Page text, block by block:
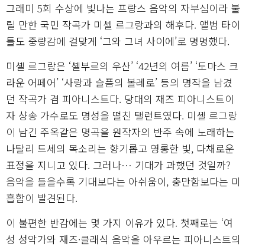
그래미 5회 수상에 빛나는 프랑스 음악의 자부심이라 불
릴 만한 국민 작곡가 미셸 르그랑과의 해후다. 앨범 타이
틀도 중량감에 걸맞게 ‘그와 그녀 사이에’로 명명했다.
미셸 르그랑은 ‘셸부르의 우산’ ‘42년의 여름’ ‘토마스 크
라운 어페어’ ‘사랑과 슬픔의 볼레로’ 등의 명작을 남겼
던 작곡가 겸 피아니스트다. 당대의 재즈 피아니스트이
자 샹송 가수로도 명성을 떨친 탤런트였다. 미셸 르그랑
이 남긴 주옥같은 명곡을 원작자의 반주 속에 노래하는
나탈리 드세의 목소리는 향기롭고 영롱한 빛, 다채로운
표정을 지니고 있다. 그러나… 기대가 과했던 것일까?
음악을 들을수록 기대보다는 아쉬움이, 충만함보다는 미
흡함이 발견된다.
이 불편한 반감에는 몇 가지 이유가 있다. 첫째로는 ‘여
성 성악가와 재즈·클래식 음악을 아우르는 피아니스트의